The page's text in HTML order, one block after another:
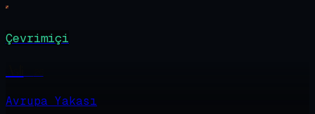
Çevrimiçi
Avrupa Yakası